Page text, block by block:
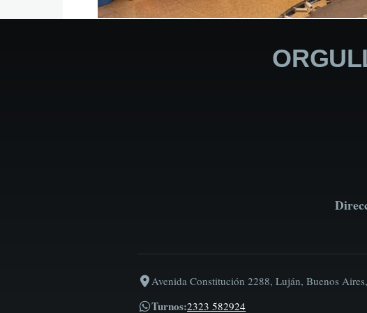
Avenida Constitución 2288, Luján, Buenos
Turnos:2323 582924